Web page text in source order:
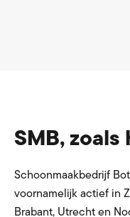
SMB,
Schoonmaakbedrijf
voornamelijk actief in
Brabant, Utrecht en